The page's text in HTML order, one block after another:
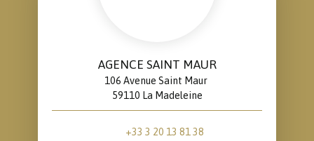
AGENCE SAINT MAUR
106 Avenue Saint Maur
59110 La Madeleine
+33 3 20 13 81 38